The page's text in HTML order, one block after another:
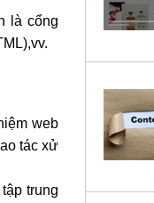
là cổng
web
tác xử
trung